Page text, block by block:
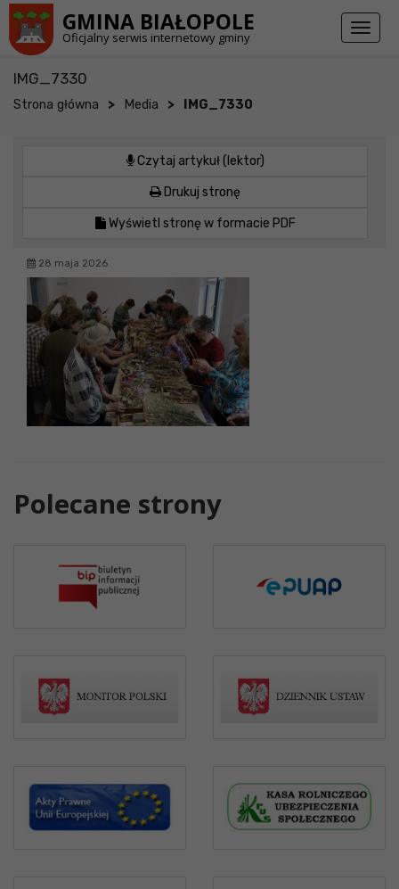
GMINA BIAŁOPOLE
Oficjalny serwis internetowy gminy
Toggle
IMG_7330
Strona główna > Media > IMG_7330
Czytaj artykuł (lektor)
Drukuj stronę
Wyświetl stronę w formacie PDF
28 maja 2026
Polecane strony